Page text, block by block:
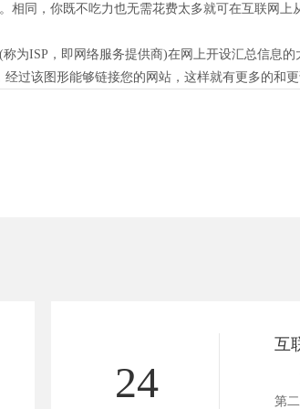
同，你既不吃力也无需花费太多就可在互联网上
ISP，即网络服务提供商)在网上开设汇总信息的
过该图形能够链接您的网站，这样就有更多的和更
24
互
互
第